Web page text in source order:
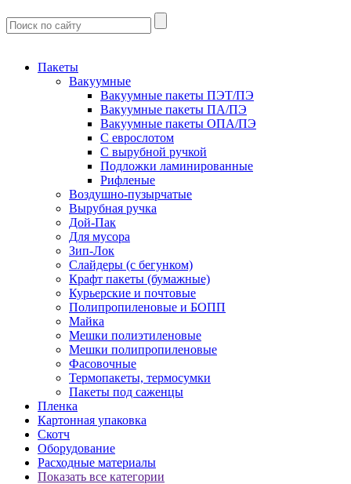
Пакеты
Вакуумные
Вакуумные пакеты ПЭТ/ПЭ
Вакуумные пакеты ПА/ПЭ
Вакуумные пакеты ОПА/ПЭ
С еврослотом
С вырубной ручкой
Подложки ламинированные
Рифленые
Воздушно-пузырчатые
Вырубная ручка
Дой-Пак
Для мусора
Зип-Лок
Слайдеры (с бегунком)
Крафт пакеты (бумажные)
Курьерские и почтовые
Полипропиленовые и БОПП
Майка
Мешки полиэтиленовые
Мешки полипропиленовые
Фасовочные
Термопакеты, термосумки
Пакеты под саженцы
Пленка
Картонная упаковка
Скотч
Оборудование
Расходные материалы
Показать все категории